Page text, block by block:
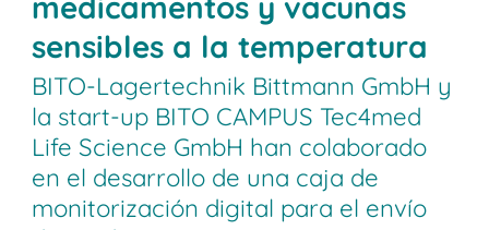
sensibles a la temperatura
BITO-Lagertechnik Bittmann GmbH y
la start-up BITO CAMPUS Tec4med
Life Science GmbH han colaborado
en el desarrollo de una caja de
monitorización digital para el envío